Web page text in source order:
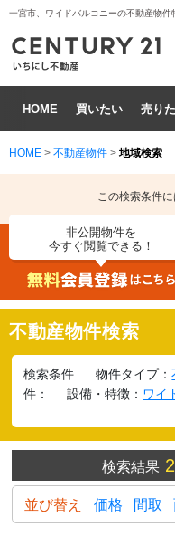
一宮市、ワイドバルコニーの不動産物件
HOME 買いたい 売り
HOME > 不動産物件 > 地域検索
この検索条件に
非公開物件を
今すぐ閲覧できる！
不動産物件検索
検索条件 物件タイプ：
件：
設備・特徴： ワイ
検索結果2
並び替え 価格 間取